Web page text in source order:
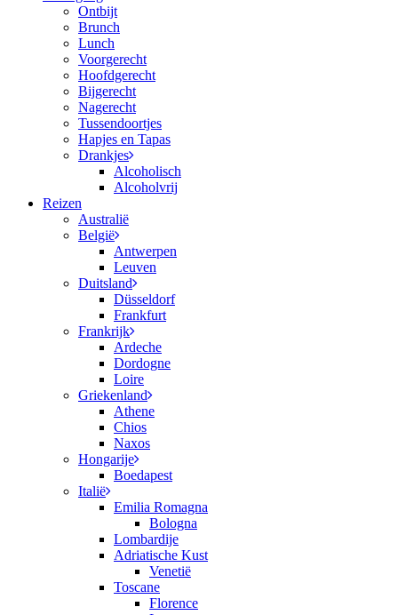
Ontbijt
Brunch
Lunch
Voorgerecht
Hoofdgerecht
Bijgerecht
Nagerecht
Tussendoortjes
Hapjes en Tapas
Drankjes
Alcoholisch
Alcoholvrij
Reizen
Australië
België
Antwerpen
Leuven
Duitsland
Düsseldorf
Frankfurt
Frankrijk
Ardeche
Dordogne
Loire
Griekenland
Athene
Chios
Naxos
Hongarije
Boedapest
Italië
Emilia Romagna
Bologna
Lombardije
Adriatische Kust
Venetië
Toscane
Florence